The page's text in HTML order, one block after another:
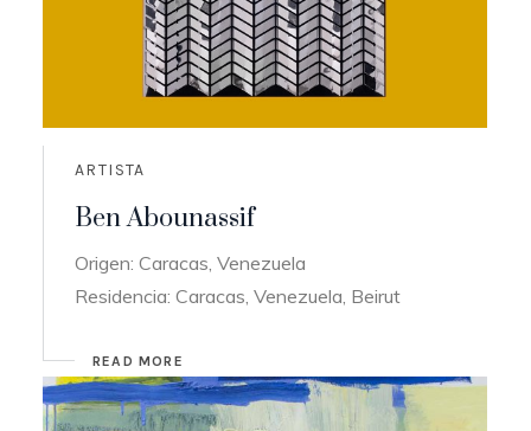
ARTISTA
Ben Abounassif
Origen: Caracas, Venezuela
Residencia: Caracas, Venezuela, Beirut
READ MORE